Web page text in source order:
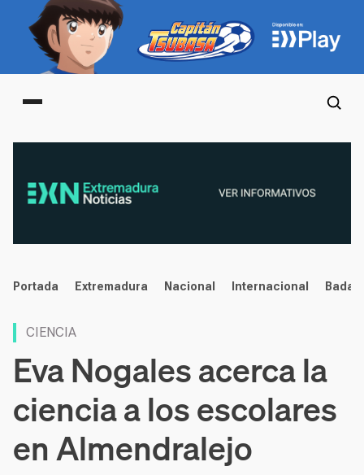
Main menu
noticias
Portada Extremadura Nacional Internacional
CIENCIA
Eva Nogales acerca la
ciencia a los escolares
en Almendralejo